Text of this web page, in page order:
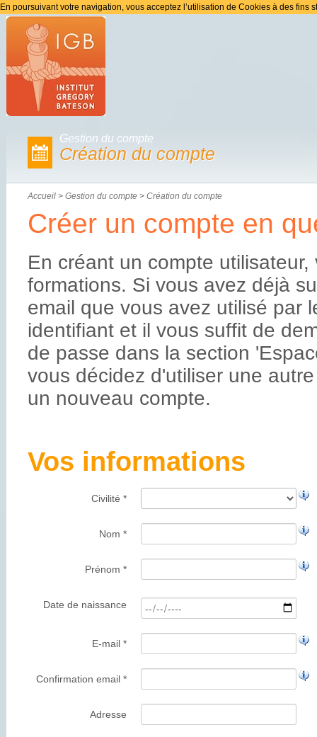
En poursuivant votre navigation, vous acceptez l’utilisation de Cookies à des fins
Gestion du compte
Création du compte
Accueil > Gestion du compte > Création du compte
Créer un compte en
En créant un compte
formations. Si vous avez déjà
email que vous avez utilisé par
identifiant et il vous suffit de
de passe dans la section
vous décidez d'utiliser une
un nouveau compte.
Vos informations
Civilité *
Nom *
Prénom *
Date de naissance
E-mail *
Confirmation email *
Adresse